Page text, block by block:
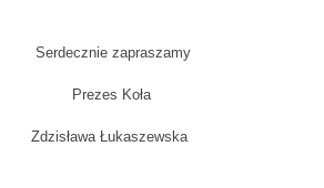
zapraszamy
Prezes Koła
Łukaszewska